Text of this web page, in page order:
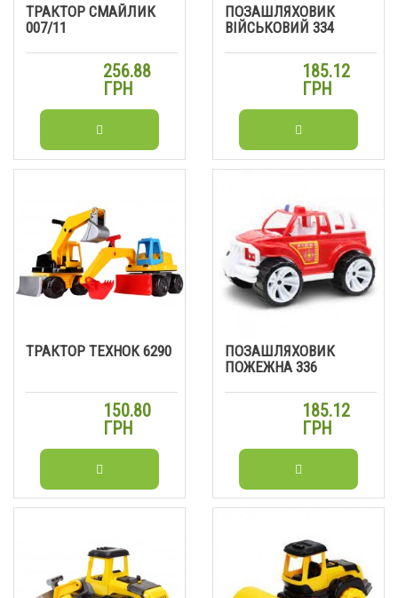
ТРАКТОР СМАЙЛИК
007/11
256.88
ГРН
ПОЗАШЛЯХОВИК
ВІЙСЬКОВИЙ 334
185.12
ГРН
ТРАКТОР ТЕХНОК 6290
150.80
ГРН
ПОЗАШЛЯХОВИК
ПОЖЕЖНА 336
185.12
ГРН